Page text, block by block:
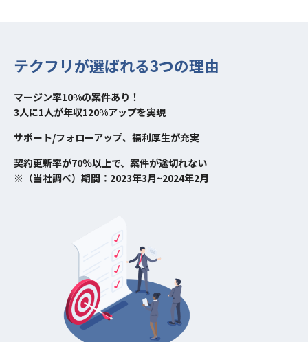
テクフリが選ばれる3つの理由
マージン率10%の案件あり！
3人に1人が年収120%アップを実現
サポート/フォローアップ、福利厚生が充実
契約更新率が70％以上で、案件が途切れない
※（当社調べ）期間：2023年3月~2024年2月